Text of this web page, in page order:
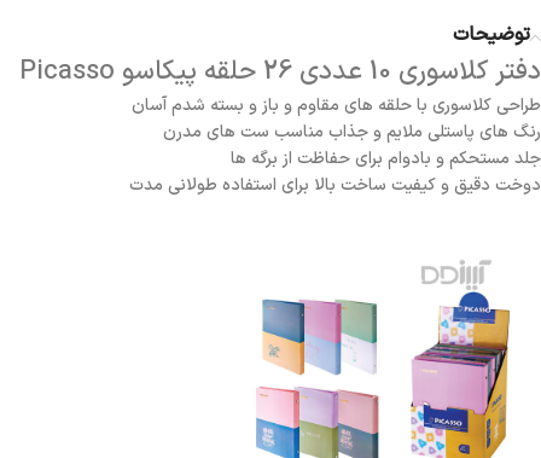
توضیحات
دفتر کلاسوری 10 عددی 26 حلقه پیکاسو Picasso
طراحی کلاسوری با حلقه های مقاوم و باز و بسته شدم آسان
رنگ های پاستلی ملایم و جذاب مناسب ست های مدرن
جلد مستحکم و بادوام برای حفاظت از برگه ها
دوخت دقیق و کیفیت ساخت بالا برای استفاده طولانی مدت